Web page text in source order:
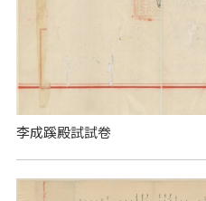
李成蹊殿試試卷